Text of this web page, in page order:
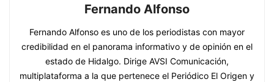
Fernando Alfonso
Fernando Alfonso es uno de los periodistas con mayor
credibilidad en el panorama informativo y de opinión en el
estado de Hidalgo. Dirige AVSI Comunicación,
multiplataforma a la que pertenece el Periódico El Origen y